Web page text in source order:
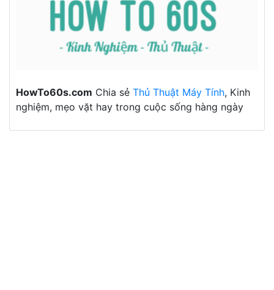
HowTo60s.com Chia sẻ Thủ Thuật Máy Tính, Kinh
nghiệm, mẹo vặt hay trong cuộc sống hàng ngày